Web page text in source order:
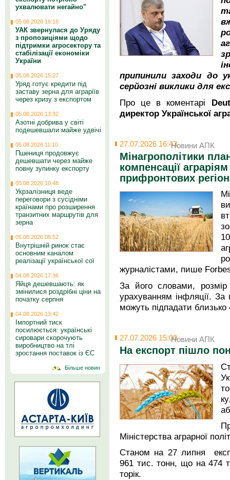
припинили заходи до
серйозні виклики для
Про це в коментарі
директор Української
27.07.2026 16:43Новини АПК
Мінагрополітики
компенсації
прифронтових
журналістами, пише
За його словами, розмір
урахуванням інфляції. За
можуть підпадати близько
27.07.2026 15:00Новини АПК
На експорт пішло
Міністерства аграрної
Станом на 27 липня
961 тис. тонн, що на 474
торік.
ухвалювати негайно"
05.08.2026 16:18
УАК звернулася до Уряду
з пропозиціями щодо
підтримки агросектору та
стабілізації економіки
України
05.08.2026 15:27
Уряд готує кредити під
заставу зерна для аграріїв
через кризу з експортом
05.08.2026 13:32
Азотні добрива у світі
подешевшали майже удвічі
05.08.2026 11:10
Пшениця продовжує
дешевшати через майже
повну зупинку експорту
05.08.2026 10:48
Укрзалізниця веде
переговори з сусідніми
країнами про розширення
транзитних маршрутів для
зерна
05.08.2026 08:52
Внутрішній ринок стає
основним каналом
реалізації української сої
04.08.2026 17:36
Яйця дешевшають: як
змінилися роздрібні ціни на
початку серпня
04.08.2026 13:42
Імпортний тиск
посилюється: українські
сировари скорочують
виробництво на тлі
зростання поставок із ЄС
Більше новин